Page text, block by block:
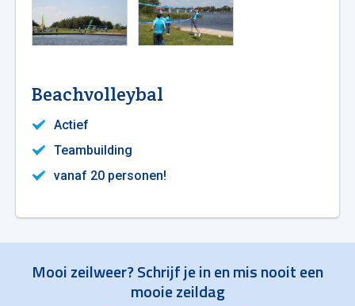
Beachvolleybal
Actief
Teambuilding
vanaf 20 personen!
Mooi zeilweer? Schrijf je in en mis nooit een
mooie zeildag